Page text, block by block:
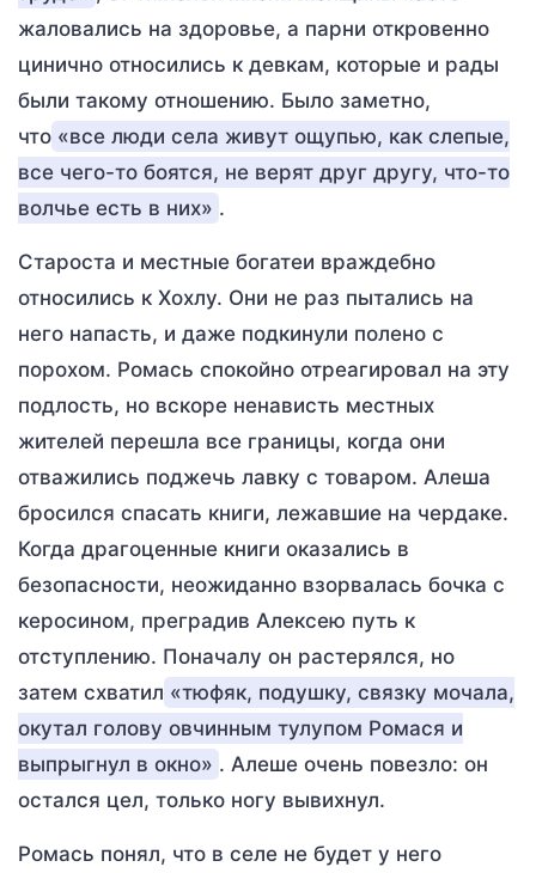
жаловались на здоровье, а парни откровенно
цинично относились к девкам, которые и рады
были такому отношению. Было заметно,
что «все люди села живут ощупью, как слепые,
все чего-то боятся, не верят друг другу, что-то
волчье есть в них» .
Староста и местные богатеи враждебно
относились к Хохлу. Они не раз пытались на
него напасть, и даже подкинули полено с
порохом. Ромась спокойно отреагировал на эту
подлость, но вскоре ненависть местных
жителей перешла все границы, когда они
отважились поджечь лавку с товаром. Алеша
бросился спасать книги, лежавшие на чердаке.
Когда драгоценные книги оказались в
безопасности, неожиданно взорвалась бочка с
керосином, преградив Алексею путь к
отступлению. Поначалу он растерялся, но
затем схватил «тюфяк, подушку, связку мочала,
окутал голову овчинным тулупом Ромася и
выпрыгнул в окно» . Алеше очень повезло: он
остался цел, только ногу вывихнул.
Ромась понял, что в селе не будет у него